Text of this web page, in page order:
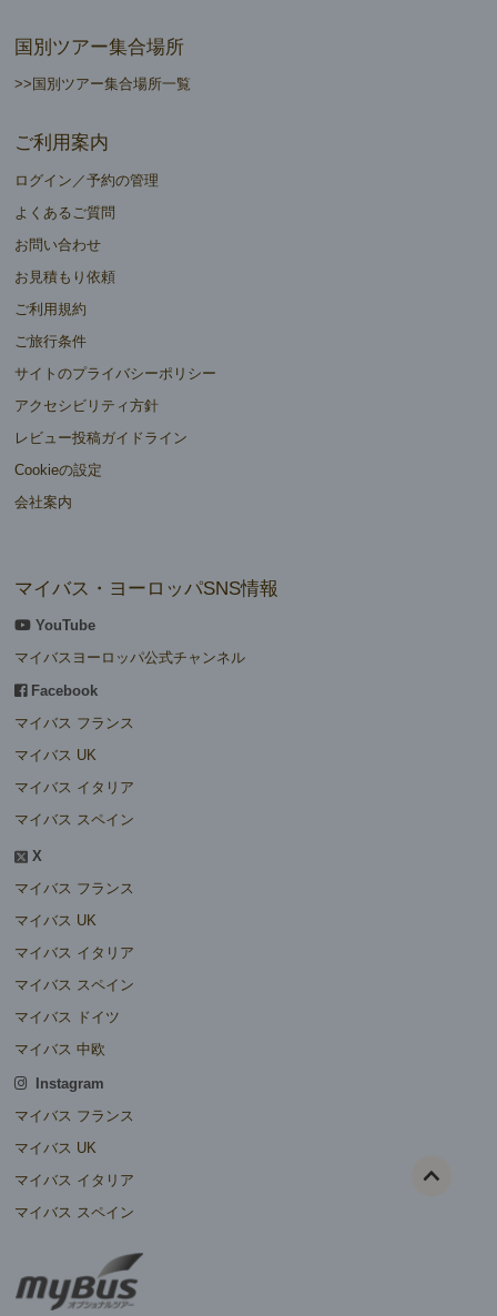
国別ツアー集合場所
>>国別ツアー集合場所一覧
ご利用案内
ログイン／予約の管理
よくあるご質問
お問い合わせ
お見積もり依頼
ご利用規約
ご旅行条件
サイトのプライバシーポリシー
アクセシビリティ方針
レビュー投稿ガイドライン
Cookieの設定
会社案内
マイバス・ヨーロッパSNS情報
YouTube
マイバスヨーロッパ公式チャンネル
Facebook
マイバス フランス
マイバス UK
マイバス イタリア
マイバス スペイン
X
マイバス フランス
マイバス UK
マイバス イタリア
マイバス スペイン
マイバス ドイツ
マイバス 中欧
Instagram
マイバス フランス
マイバス UK
マイバス イタリア
マイバス スペイン